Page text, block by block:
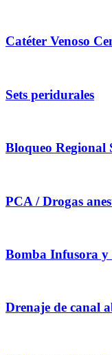
Catéter Venoso
Sets peridurales
Bloqueo Regional
PCA / Drogas
Bomba Infusora
Drenaje de canal